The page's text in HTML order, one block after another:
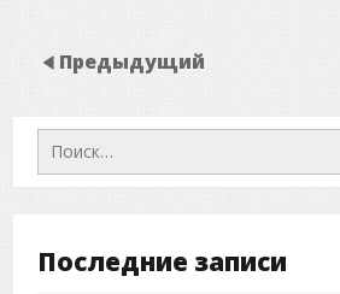
Предыдущий
Найти:
Последние записи